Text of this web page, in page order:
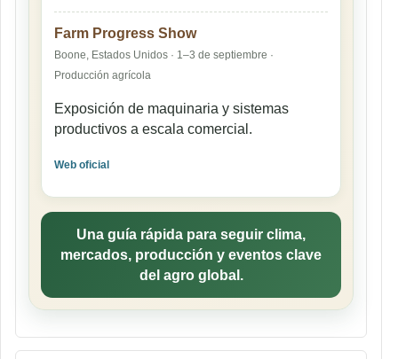
Farm Progress Show
Boone, Estados Unidos · 1–3 de septiembre ·
Producción agrícola
Exposición de maquinaria y sistemas
productivos a escala comercial.
Web oficial
Una guía rápida para seguir clima,
mercados, producción y eventos clave
del agro global.